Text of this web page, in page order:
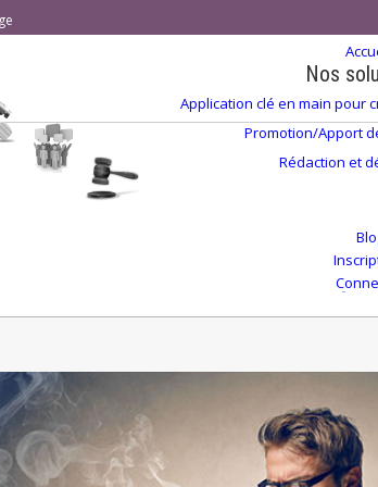
Nos
Application clé en main pour
Promotion/Apport
Rédaction et